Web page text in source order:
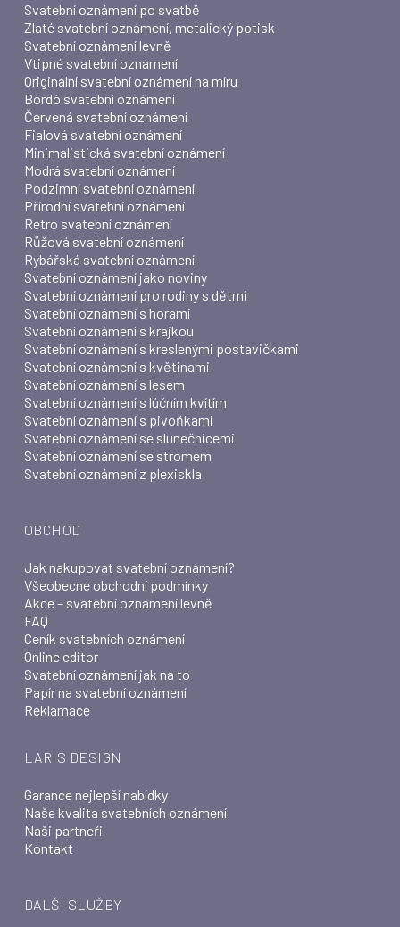
Svatební oznámení po svatbě
Zlaté svatební oznámení, metalický potisk
Svatební oznámení levně
Vtipné svatební oznámení
Originální svatební oznámení na míru
Bordó svatební oznámení
Červená svatební oznámení
Fialová svatební oznámení
Minimalistická svatební oznámení
Modrá svatební oznámení
Podzimní svatební oznámení
Přírodní svatební oznámení
Retro svatební oznámení
Růžová svatební oznámení
Rybářská svatební oznámení
Svatební oznámení jako noviny
Svatební oznámení pro rodiny s dětmi
Svatební oznámení s horami
Svatební oznámení s krajkou
Svatební oznámení s kreslenými postavičkami
Svatební oznámení s květinami
Svatební oznámení s lesem
Svatební oznámení s lúčním kvítím
Svatební oznámení s pivoňkami
Svatební oznámení se slunečnicemi
Svatební oznámení se stromem
Svatební oznámení z plexiskla
OBCHOD
Jak nakupovat svatební oznámení?
Všeobecné obchodní podmínky
Akce – svatební oznámení levně
FAQ
Ceník svatebních oznámení
Online editor
Svatební oznámení jak na to
Papír na svatební oznámení
Reklamace
LARIS DESIGN
Garance nejlepší nabídky
Naše kvalita svatebních oznámení
Naši partneři
Kontakt
DALŠÍ SLUŽBY